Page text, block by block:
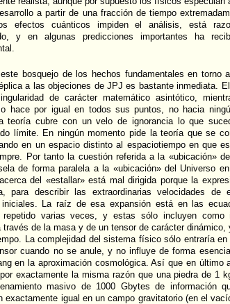
a partir de una fracción de tiempo
efectos cuánticos impiden el análisis, está
y en algunas predicciones importantes ha
bosquejo de los hechos fundamentales en torno
a las objeciones de JPJ es bastante inmediata.
de carácter matemático asintótico,
hace por igual en todos sus puntos, no hacia
teoría cubre con un velo de ignorancia lo que
límite. En ningún momento pide la teoría que se
en un espacio distinto al espaciotiempo en que
Por tanto la cuestión referida a la «ubicación»
de forma paralela a la «ubicación» del Universo
del «estallar» está mal dirigida porque la
para describir las extraordinarias velocidades de
iniciales. La raíz de esa expansión está en las
varias veces, y estas sólo incluyen como
través de la masa y de un tensor de carácter dinámico,
La complejidad del sistema físico sólo entraría
cuando no se anule, y no influye de forma
en la aproximación cosmológica. Así que en último
exactamente la misma razón que una piedra de 1
masivo de 1000 Gbytes de información
exactamente igual en un campo gravitatorio (en el